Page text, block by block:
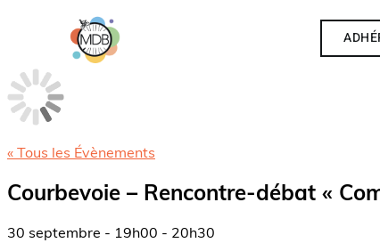
« Tous les Évènements
Courbevoie – Rencontre-débat «
30 septembre - 19h00 - 20h30